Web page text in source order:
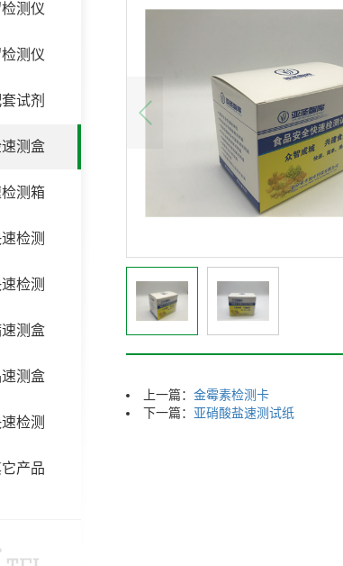
测仪
测仪
试剂
测盒
测箱
检测
检测
测盒
测盒
检测
产品
上一篇： 金霉素检测卡
下一篇： 亚硝酸盐速测试纸